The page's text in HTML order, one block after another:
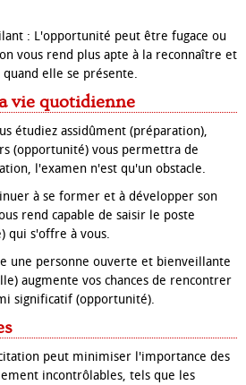
: L'opportunité peut être fugace ou
vous rend plus apte à la reconnaître et
elle se présente.
vie quotidienne
étudiez assidûment (préparation),
(opportunité) vous permettra de
l'examen n'est qu'un obstacle.
à se former et à développer son
rend capable de saisir le poste
qui s'offre à vous.
une personne ouverte et bienveillante
augmente vos chances de rencontrer
significatif (opportunité).
peut minimiser l'importance des
incontrôlables, tels que les